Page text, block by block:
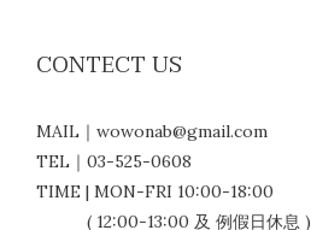
CONTECT US
MAIL｜wowonab@gmail.com
TEL｜03-525-0608
TIME | MON-FRI 10:00-18:00
( 12:00-13:00 及 例假日休息 )